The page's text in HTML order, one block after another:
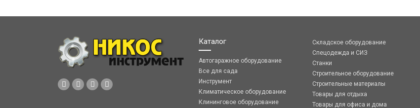
Каталог
Автогаражное оборудование
Все для сада
Инструмент
Климатическое оборудование
Клининговое оборудование
Складское оборудование
Спецодежда и СИЗ
Станки
Строительное оборудование
Строительные материалы
Товары для отдыха
Товары для офиса и дома